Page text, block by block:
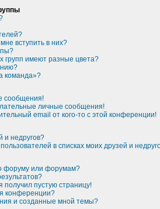
вступить в них?
групп имеют разные цвета?
команда»?
сообщения!
личные сообщения!
email от кого-то с этой конференции!
и недругов?
в списках моих друзей и
форуму или форумам?
получил пустую страницу!
конференции?
и созданные мной темы?